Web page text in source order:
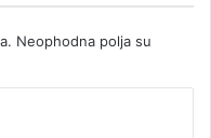
Neophodna polja su